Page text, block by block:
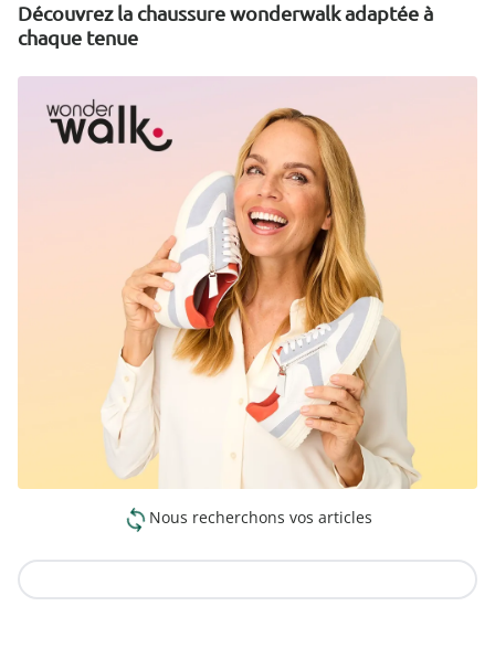
Découvrez la chaussure wonderwalk adaptée à
chaque tenue
Nous recherchons vos articles